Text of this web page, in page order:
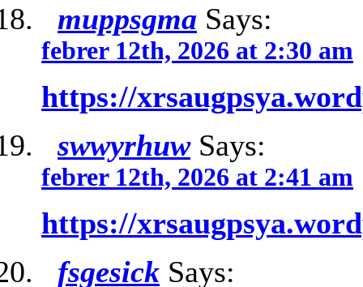
muppsgma Says:
febrer 12th, 2026 at 2:30 am
https://
swwyrhuwSays:
febrer 12th, 2026 at 2:41 am
https://
fsgesick Says: